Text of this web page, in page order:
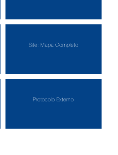
Site: Mapa Completo
Protocolo Externo